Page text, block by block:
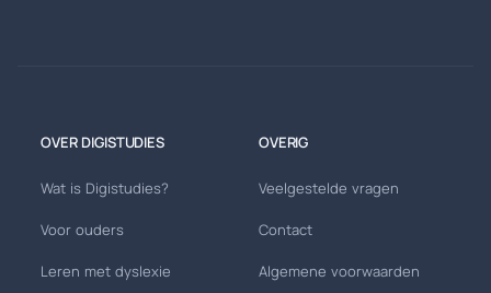
OVER DIGISTUDIES
Wat is Digistudies?
Voor ouders
Leren met dyslexie
OVERIG
Veelgestelde vragen
Contact
Algemene voorwaarden